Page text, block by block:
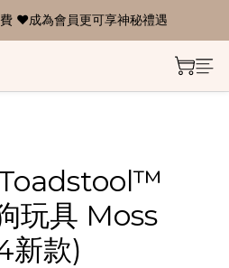
❤成為會員更可享神秘禮遇
玩具 Moss
新款)